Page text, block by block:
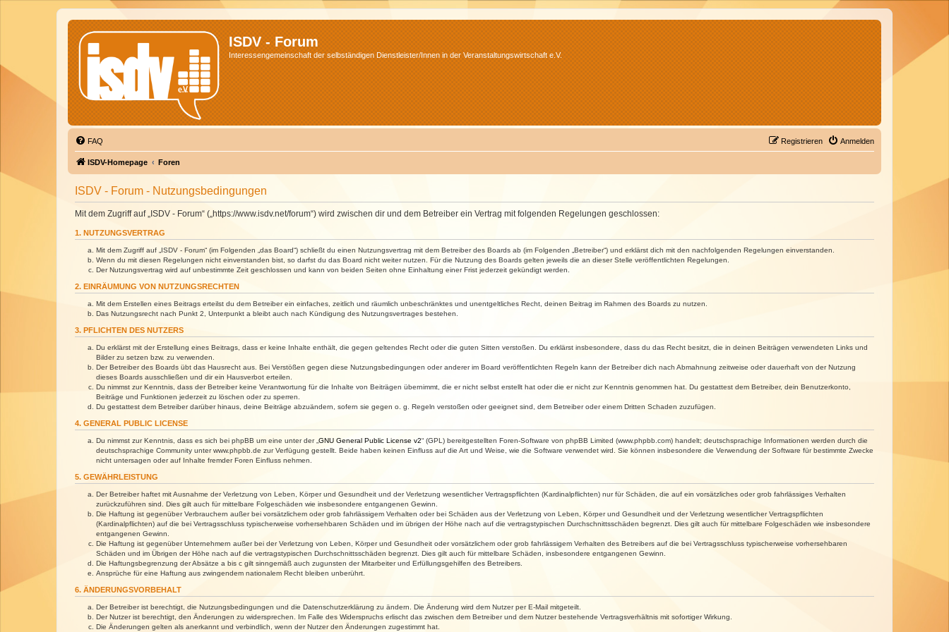
ISDV - Forum
Interessengemeinschaft der selbständigen Dienstleister/Innen in der Veranstaltungswirtschaft e.V.
FAQ Anmelden
Registrieren
ISDV-Homepage Foren
ISDV - Forum - Nutzungsbedingungen
Mit dem Zugriff auf „ISDV - Forum“ („https://www.isdv.net/forum“) wird zwischen dir und dem Betreiber ein Vertrag mit folgenden Regelungen geschlossen:
1. NUTZUNGSVERTRAG
Mit dem Zugriff auf „ISDV - Forum“ (im Folgenden „das Board“) schließt du einen Nutzungsvertrag mit dem Betreiber des Boards ab (im Folgenden „Betreiber“) und erklärst dich mit den nachfolgenden Regelungen einverstanden.
Wenn du mit diesen Regelungen nicht einverstanden bist, so darfst du das Board nicht weiter nutzen. Für die Nutzung des Boards gelten jeweils die an dieser Stelle veröffentlichten Regelungen.
Der Nutzungsvertrag wird auf unbestimmte Zeit geschlossen und kann von beiden Seiten ohne Einhaltung einer Frist jederzeit gekündigt werden.
2. EINRÄUMUNG VON NUTZUNGSRECHTEN
Mit dem Erstellen eines Beitrags erteilst du dem Betreiber ein einfaches, zeitlich und räumlich unbeschränktes und unentgeltliches Recht, deinen Beitrag im Rahmen des Boards zu nutzen.
Das Nutzungsrecht nach Punkt 2, Unterpunkt a bleibt auch nach Kündigung des Nutzungsvertrages bestehen.
3. PFLICHTEN DES NUTZERS
Du erklärst mit der Erstellung eines Beitrags, dass er keine Inhalte enthält, die gegen geltendes Recht oder die guten Sitten verstoßen. Du erklärst insbesondere, dass du das Recht besitzt, die in deinen Beiträgen verwendeten Links und
Bilder zu setzen bzw. zu verwenden.
Der Betreiber des Boards übt das Hausrecht aus. Bei Verstößen gegen diese Nutzungsbedingungen oder anderer im Board veröffentlichten Regeln kann der Betreiber dich nach Abmahnung zeitweise oder dauerhaft von der Nutzung
dieses Boards ausschließen und dir ein Hausverbot erteilen.
Du nimmst zur Kenntnis, dass der Betreiber keine Verantwortung für die Inhalte von Beiträgen übernimmt, die er nicht selbst erstellt hat oder die er nicht zur Kenntnis genommen hat. Du gestattest dem Betreiber, dein Benutzerkonto,
Beiträge und Funktionen jederzeit zu löschen oder zu sperren.
Du gestattest dem Betreiber darüber hinaus, deine Beiträge abzuändern, sofern sie gegen o. g. Regeln verstoßen oder geeignet sind, dem Betreiber oder einem Dritten Schaden zuzufügen.
4. GENERAL PUBLIC LICENSE
Du nimmst zur Kenntnis, dass es sich bei phpBB um eine unter der „ GNU General Public License v2“ (GPL) bereitgestellten Foren-Software von phpBB Limited (www.phpbb.com) handelt; deutschsprachige Informationen werden durch die
deutschsprachige Community unter www.phpbb.de zur Verfügung gestellt. Beide haben keinen Einfluss auf die Art und Weise, wie die Software verwendet wird. Sie können insbesondere die Verwendung der Software für bestimmte Zwecke
nicht untersagen oder auf Inhalte fremder Foren Einfluss nehmen.
5. GEWÄHRLEISTUNG
Der Betreiber haftet mit Ausnahme der Verletzung von Leben, Körper und Gesundheit und der Verletzung wesentlicher Vertragspflichten (Kardinalpflichten) nur für Schäden, die auf ein vorsätzliches oder grob fahrlässiges Verhalten
zurückzuführen sind. Dies gilt auch für mittelbare Folgeschäden wie insbesondere entgangenen Gewinn.
Die Haftung ist gegenüber Verbrauchern außer bei vorsätzlichem oder grob fahrlässigem Verhalten oder bei Schäden aus der Verletzung von Leben, Körper und Gesundheit und der Verletzung wesentlicher Vertragspflichten
(Kardinalpflichten) auf die bei Vertragsschluss typischerweise vorhersehbaren Schäden und im übrigen der Höhe nach auf die vertragstypischen Durchschnittsschäden begrenzt. Dies gilt auch für mittelbare Folgeschäden wie insbesondere
entgangenen Gewinn.
Die Haftung ist gegenüber Unternehmern außer bei der Verletzung von Leben, Körper und Gesundheit oder vorsätzlichem oder grob fahrlässigem Verhalten des Betreibers auf die bei Vertragsschluss typischerweise vorhersehbaren
Schäden und im Übrigen der Höhe nach auf die vertragstypischen Durchschnittsschäden begrenzt. Dies gilt auch für mittelbare Schäden, insbesondere entgangenen Gewinn.
Die Haftungsbegrenzung der Absätze a bis c gilt sinngemäß auch zugunsten der Mitarbeiter und Erfüllungsgehilfen des Betreibers.
Ansprüche für eine Haftung aus zwingendem nationalem Recht bleiben unberührt.
6. ÄNDERUNGSVORBEHALT
Der Betreiber ist berechtigt, die Nutzungsbedingungen und die Datenschutzerklärung zu ändern. Die Änderung wird dem Nutzer per E-Mail mitgeteilt.
Der Nutzer ist berechtigt, den Änderungen zu widersprechen. Im Falle des Widerspruchs erlischt das zwischen dem Betreiber und dem Nutzer bestehende Vertragsverhältnis mit sofortiger Wirkung.
Die Änderungen gelten als anerkannt und verbindlich, wenn der Nutzer den Änderungen zugestimmt hat.